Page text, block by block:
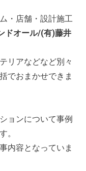
・店舗・設計施工
ドオール/(有)藤井
リアなどなど別々
でおまかせできま
ョンについて事例
。
内容となっていま